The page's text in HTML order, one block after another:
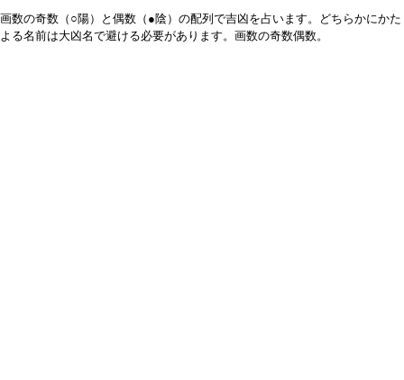
画数の奇数（○陽）と偶数（●陰）の配列で吉凶を占います。どちらかにかた
よる名前は大凶名で避ける必要があります。画数の奇数偶数。